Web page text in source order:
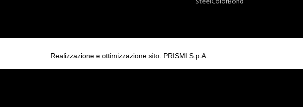
Realizzazione e ottimizzazione sito: PRISMI S.p.A.